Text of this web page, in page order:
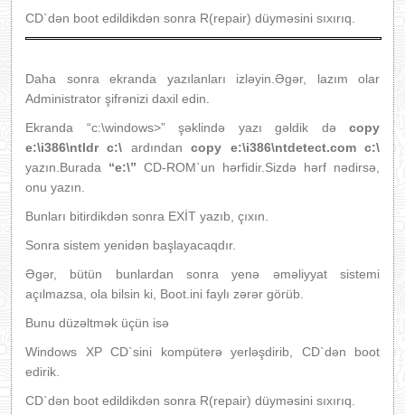
CD`dən boot edildikdən sonra R(repair) düyməsini sıxırıq.
Daha sonra ekranda yazılanları izləyin.Əgər, lazım olar
Administrator şifrənizi daxil edin.
Ekranda “c:\windows>” şəklində yazı gəldik də copy
e:\i386\ntldr c:\ ardından copy e:\i386\ntdetect.com c:\
yazın.Burada “e:\” CD-ROM`un hərfidir.Sizdə hərf nədirsə,
onu yazın.
Bunları bitirdikdən sonra EXİT yazıb, çıxın.
Sonra sistem yenidən başlayacaqdır.
Əgər, bütün bunlardan sonra yenə əməliyyat sistemi
açılmazsa, ola bilsin ki, Boot.ini faylı zərər görüb.
Bunu düzəltmək üçün isə
Windows XP CD`sini kompüterə yerləşdirib, CD`dən boot
edirik.
CD`dən boot edildikdən sonra R(repair) düyməsini sıxırıq.